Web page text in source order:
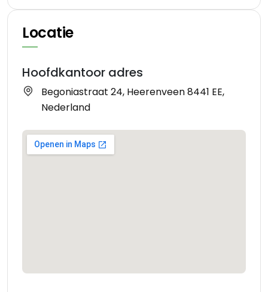
Locatie
Hoofdkantoor adres
Begoniastraat 24, Heerenveen 8441 EE,
Nederland